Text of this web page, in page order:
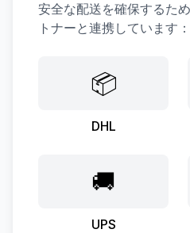
安全な配送を確保するた
トナーと連携しています：
📦
DHL
🚚
UPS